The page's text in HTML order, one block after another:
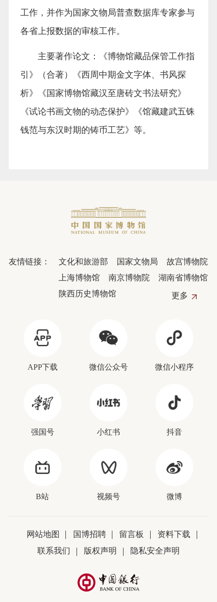
工作，并作为国家文物局普查数据库专家参与
各省上报数据的审核工作。
主要著作论文：《博物馆藏品保管工作指
引》（合著）《西周中期金文字体、书风探
析》《国家博物馆藏汉至唐砖文书法研究》
《试论书画文物的动态保护》《馆藏建武五铢
钱范与东汉时期的铸币工艺》等。
友情链接： 文化和旅游部 国家文物局
故宫博物院
上海博物馆
南京博物院
湖南省博物馆
陕西历史博物馆
更多
APP下载 微信公众号 微信小程序
强国号 小红书 抖音
B站 视频号 微博
网站地图 国博招聘 留言板
资料下载
联系我们
版权声明 隐私安全声明